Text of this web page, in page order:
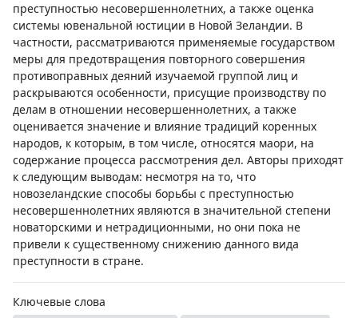
преступностью несовершеннолетних, а также оценка
системы ювенальной юстиции в Новой Зеландии. В
частности, рассматриваются применяемые государством
меры для предотвращения повторного совершения
противоправных деяний изучаемой группой лиц и
раскрываются особенности, присущие производству по
делам в отношении несовершеннолетних, а также
оценивается значение и влияние традиций коренных
народов, к которым, в том числе, относятся маори, на
содержание процесса рассмотрения дел. Авторы приходят
к следующим выводам: несмотря на то, что
новозеландские способы борьбы с преступностью
несовершеннолетних являются в значительной степени
новаторскими и нетрадиционными, но они пока не
привели к существенному снижению данного вида
преступности в стране.
Ключевые слова